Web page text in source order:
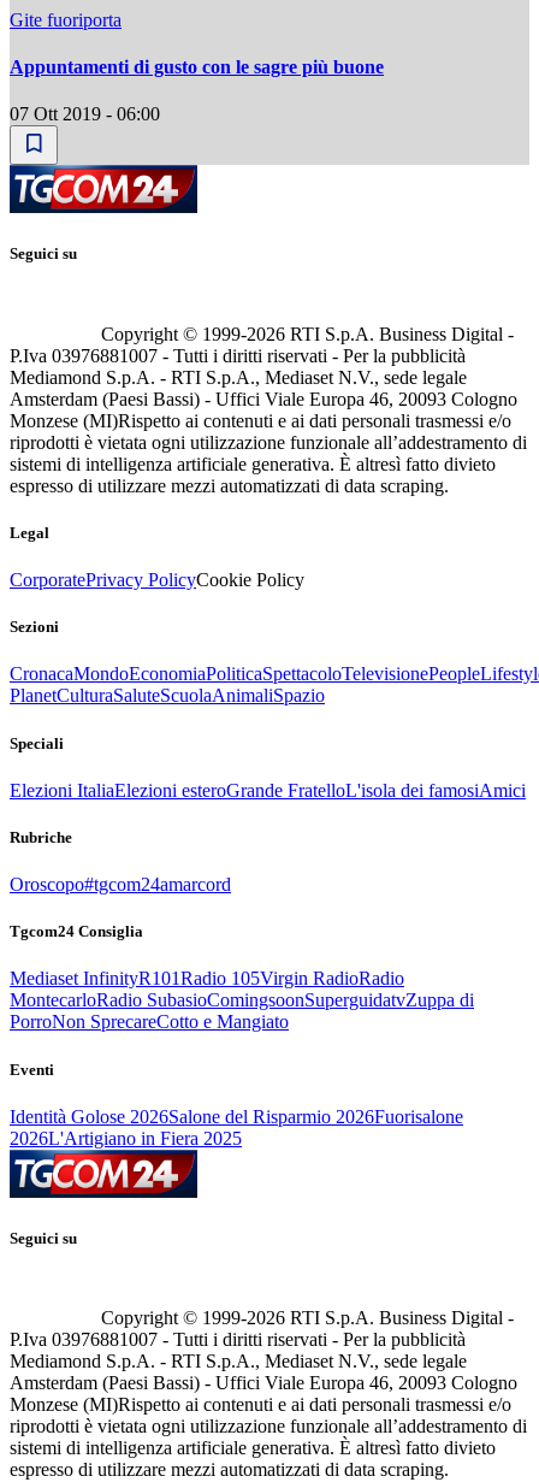
Gite fuoriporta
Appuntamenti di gusto con le sagre più buone
07 Ott 2019 - 06:00
Seguici su
Copyright © 1999-2026 RTI S.p.A. Business Digital -
P.Iva 03976881007 - Tutti i diritti riservati - Per la pubblicità
Mediamond S.p.A. - RTI S.p.A., Mediaset N.V., sede legale
Amsterdam (Paesi Bassi) - Uffici Viale Europa 46, 20093 Cologno
Monzese (MI)Rispetto ai contenuti e ai dati personali trasmessi e/o
riprodotti è vietata ogni utilizzazione funzionale all’addestramento di
sistemi di intelligenza artificiale generativa. È altresì fatto divieto
espresso di utilizzare mezzi automatizzati di data scraping.
Legal
CorporatePrivacy PolicyCookie Policy
Sezioni
CronacaMondoEconomiaPoliticaSpettacoloTelevisionePeople
PlanetCulturaSaluteScuolaAnimaliSpazio
Speciali
Elezioni ItaliaElezioni esteroGrande FratelloL'isola dei famosiAmici
Rubriche
Oroscopo#tgcom24amarcord
Tgcom24 Consiglia
Mediaset InfinityR101Radio 105Virgin RadioRadio
MontecarloRadio SubasioComingsoonSuperguidatvZuppa di
PorroNon SprecareCotto e Mangiato
Eventi
Identità Golose 2026Salone del Risparmio 2026Fuorisalone
2026L'Artigiano in Fiera 2025
Seguici su
Copyright © 1999-2026 RTI S.p.A. Business Digital -
P.Iva 03976881007 - Tutti i diritti riservati - Per la pubblicità
Mediamond S.p.A. - RTI S.p.A., Mediaset N.V., sede legale
Amsterdam (Paesi Bassi) - Uffici Viale Europa 46, 20093 Cologno
Monzese (MI)Rispetto ai contenuti e ai dati personali trasmessi e/o
riprodotti è vietata ogni utilizzazione funzionale all’addestramento di
sistemi di intelligenza artificiale generativa. È altresì fatto divieto
espresso di utilizzare mezzi automatizzati di data scraping.